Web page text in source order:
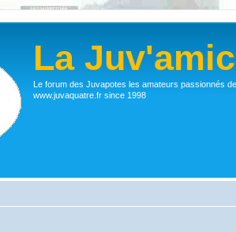
La
Le forum des Juvapotes les amateurs passionnés
www.juvaquatre.fr since 1998